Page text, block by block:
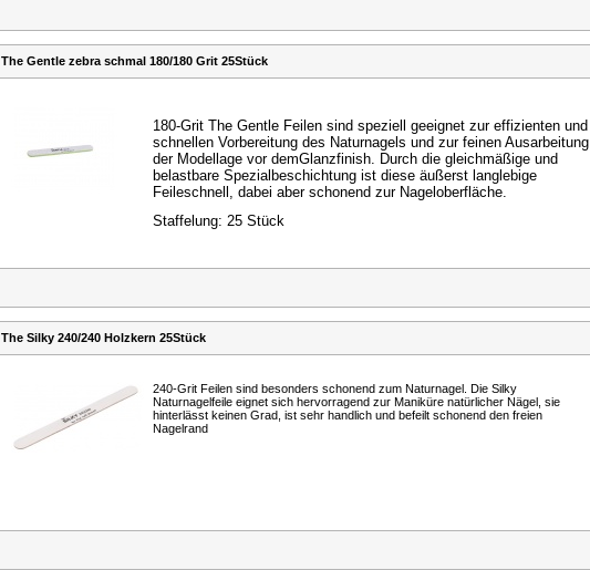
The Gentle zebra schmal 180/180 Grit 25Stück
180-Grit The Gentle Feilen sind speziell geeignet zur effizienten und
schnellen Vorbereitung des Naturnagels und zur feinen Ausarbeitung
der Modellage vor demGlanzfinish. Durch die gleichmäßige und
belastbare Spezialbeschichtung ist diese äußerst langlebige
Feileschnell, dabei aber schonend zur Nageloberfläche.
Staffelung: 25 Stück
The Silky 240/240 Holzkern 25Stück
240-Grit Feilen sind besonders schonend zum Naturnagel. Die Silky
Naturnagelfeile eignet sich hervorragend zur Maniküre natürlicher Nägel, sie
hinterlässt keinen Grad, ist sehr handlich und befeilt schonend den freien
Nagelrand